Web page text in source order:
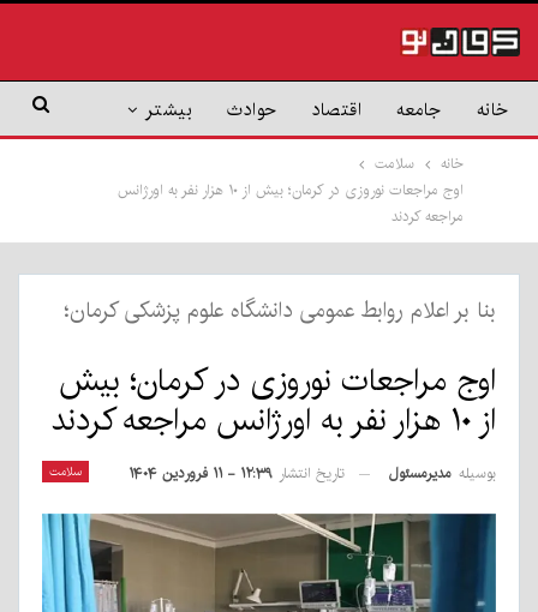
خانه جامعه اقتصاد حوادث بیشتر
خانه
سلامت
اوج مراجعات نوروزی در کرمان؛ بیش از ۱۰ هزار نفر به اورژانس
مراجعه کردند
بنا بر اعلام روابط عمومی دانشگاه علوم پزشکی کرمان؛
اوج مراجعات نوروزی در کرمان؛ بیش
از ۱۰ هزار نفر به اورژانس مراجعه کردند
سلامت بوسیله مدیرمسئول تاریخ انتشار ۱۲:۳۹ - ۱۱ فروردین ۱۴۰۴